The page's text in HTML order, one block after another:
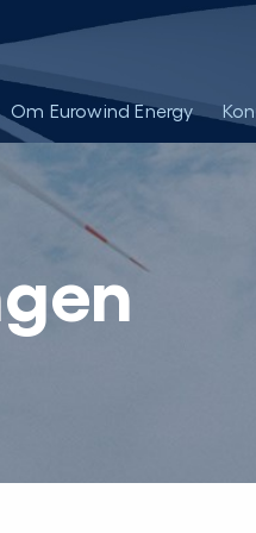
Om Eurowind Energy